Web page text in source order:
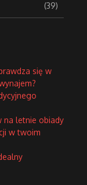
(39)
się w
na letnie obiady
w twoim